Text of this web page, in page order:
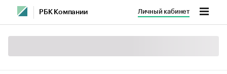
РБК Компании Личный кабинет